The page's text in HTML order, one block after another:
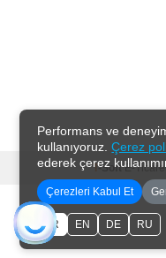
Performans ve
kullanıyoruz.Çerez
ederek çerez
Çerezleri Kabul Et
TR EN DE RU
T-SoftE-Ticaret